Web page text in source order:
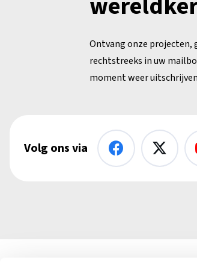
Ontvang onze projecten,
rechtstreeks in uw
moment weer
Volg ons via